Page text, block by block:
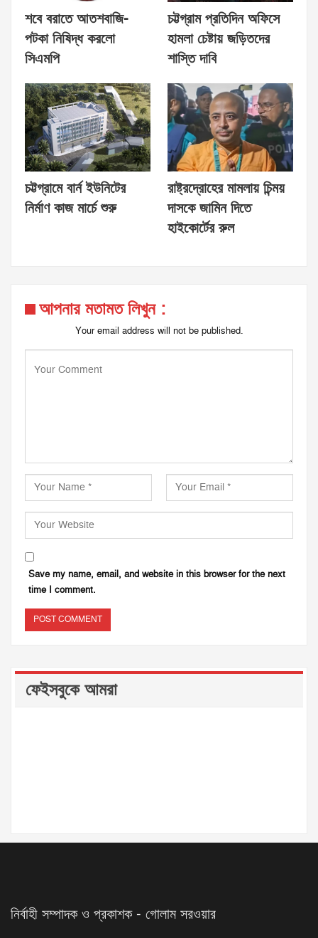
শবে বরাতে আতশবাজি-
পটকা নিষিদ্ধ করলো
সিএমপি
চট্টগ্রাম প্রতিদিন অফিসে
হামলা চেষ্টায় জড়িতদের
শাস্তি দাবি
চট্টগ্রামে বার্ন ইউনিটের
নির্মাণ কাজ মার্চে শুরু
রাষ্ট্রদ্রোহের মামলায় চিন্ময়
দাসকে জামিন দিতে
হাইকোর্টের রুল
আপনার মতামত লিখুন :
Your email address will not be published.
Save my name, email, and website in this browser for the next
time I comment.
ফেইসবুকে আমরা
নির্বাহী সম্পাদক ও প্রকাশক - গোলাম সরওয়ার